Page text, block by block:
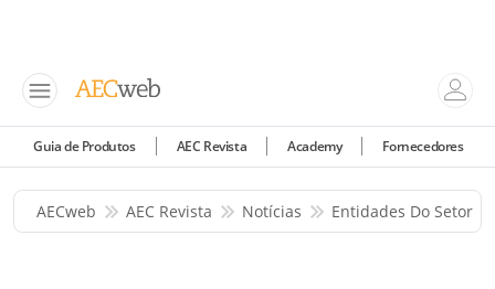
Guia de Produtos AEC Revista Academy Fornecedores
AECweb AEC Revista Notícias Entidades Do Setor